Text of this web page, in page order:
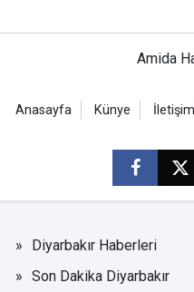
Amida
Anasayfa Künye İletişim
Diyarbakır Haberleri
Son Dakika Diyarbakır